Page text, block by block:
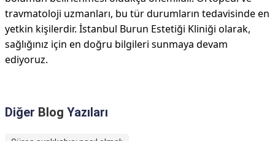
travmatoloji uzmanları, bu tür durumların tedavisinde en
yetkin kişilerdir. İstanbul Burun Estetiği Kliniği olarak,
sağlığınız için en doğru bilgileri sunmaya devam
ediyoruz.
Diğer Blog Yazıları